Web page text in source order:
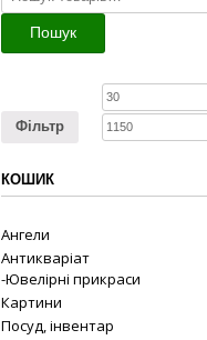
Пошук
Фільтр
КОШИК
Ангели
Антикваріат
-Ювелірні прикраси
Картини
Посуд, інвентар